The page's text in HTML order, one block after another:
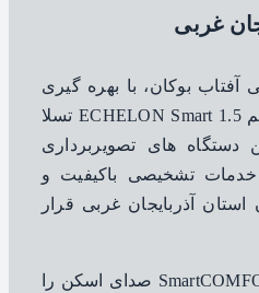
غربی
بوکان، با بهره گیری
از دستگاه MRI فوجی فیلم ECHELON Smart 1.5 تسلا
های تصویربرداری
تشخیصی باکیفیت و
آذربایجان غربی قرار
این دستگاه با فناوری SmartCOMFORT صدای اسکن را